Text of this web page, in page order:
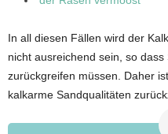
In all diesen Fällen wird der
nicht ausreichend sein, so
zurückgreifen müssen. Daher
kalkarme Sandqualitäten